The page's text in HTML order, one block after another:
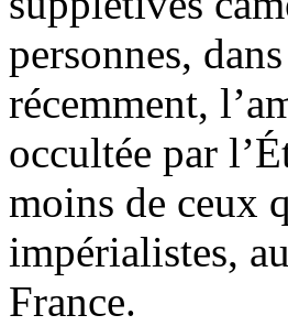
personnes,
récemment,
occultée par
moins de ceux
impérialistes,
France.